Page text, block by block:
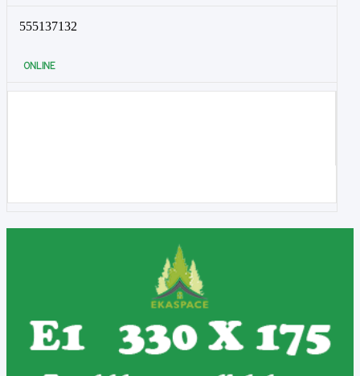
555137132
ONLINE